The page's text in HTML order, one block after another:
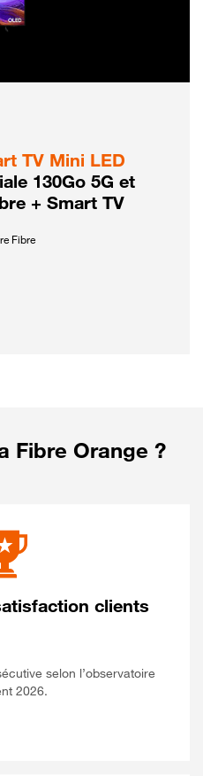
TV Mini LED
130Go 5G et
+ Smart TV
Fibre
Fibre Orange ?
clients
selon l’observatoire
2026.